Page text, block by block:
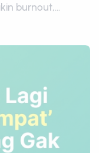
burnout,...